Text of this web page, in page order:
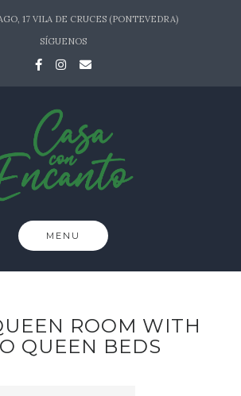
17 VILA DE CRUCES (PONTEVEDRA)
SÍGUENOS
MENU
ROOM WITH
QUEEN BEDS